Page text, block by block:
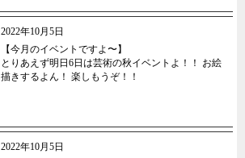
2022年10月5日
【今月のイベントですよ〜】
とりあえず明日6日は芸術の秋イベントよ！！ お絵
描きするよん！ 楽しもうぞ！！
2022年10月5日